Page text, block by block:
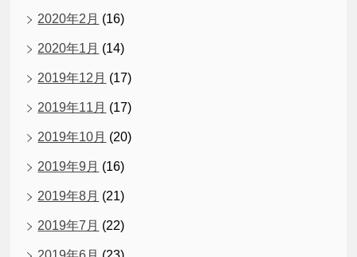
2020年2月 (16)
2020年1月 (14)
2019年12月 (17)
2019年11月 (17)
2019年10月 (20)
2019年9月 (16)
2019年8月 (21)
2019年7月 (22)